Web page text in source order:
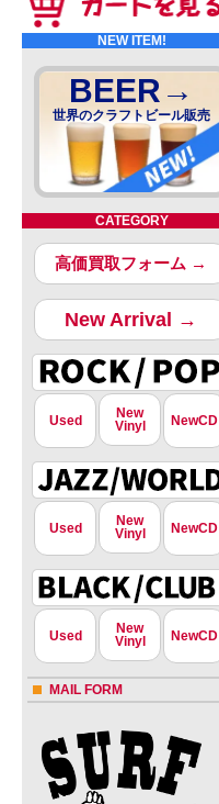
NEW ITEM!
BEER→
世界のクラフトビール販売
CATEGORY
高価買取フォーム →
New Arrival →
Used
New
Vinyl
NewCD
Used
New
Vinyl
NewCD
Used
New
Vinyl
NewCD
MAIL FORM